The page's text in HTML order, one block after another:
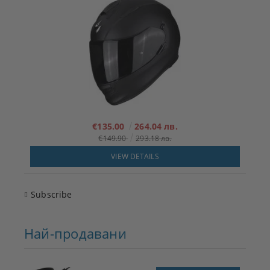
€135.00 264.04 лв.
€149.90
293.18 лв.
VIEW DETAILS
Subscribe
Най-продавани